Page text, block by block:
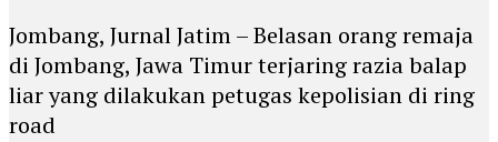
Jombang, Jurnal Jatim – Belasan orang remaja
di Jombang, Jawa Timur terjaring razia balap
liar yang dilakukan petugas kepolisian di ring
road